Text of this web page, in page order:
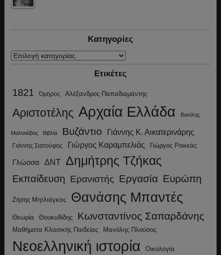
Κατηγορίες
Κατηγορίες
Ετικέτες
1821 Όμηρος Αλέξανδρος Παπαδιαμάντης
Αριστοτέλης Αρχαία Ελλάδα Βασίλης
Μαλισιόβας Βιβλία Βυζάντιο Γιάννης Κ. Αικατερινάρης
Γιάννης Σιατούφης Γιώργος Καραμπελιάς Γιώργος Ρακκάς
Γλώσσα ΔΝΤ Δημήτρης Τζήκας
Εκπαίδευση Ερανιστής Εργασία Ευρώπη
Ζήσης Μητλιάγκας Θανάσης Μπαντές
Θεωρία Θουκυδίδης Κωνσταντίνος Σαπαρδάνης
Μαθήματα Κλασικής Παιδείας Μανόλης Πλούσος
Νεοελληνική ιστορία Οικολογία